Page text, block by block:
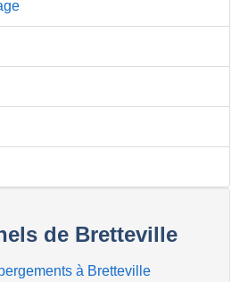
de Bretteville
à Bretteville